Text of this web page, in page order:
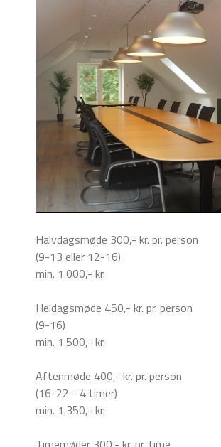
Halvdagsmøde 300,- kr. pr. person
(9-13 eller 12-16)
min. 1.000,- kr.
Heldagsmøde 450,- kr. pr. person
(9-16)
min. 1.500,- kr.
Aftenmøde 400,- kr. pr. person
(16-22 - 4 timer)
min. 1.350,- kr.